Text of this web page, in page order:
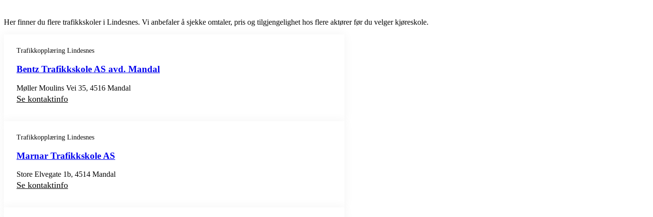
Her finner du flere trafikkskoler i Lindesnes. Vi anbefaler å sjekke omtaler, pris og tilgjengelighet hos flere aktører før du velger kjøreskole.
Trafikkopplæring Lindesnes
Bentz Trafikkskole AS avd. Mandal
Møller Moulins Vei 35, 4516 Mandal
Se kontaktinfo
Trafikkopplæring Lindesnes
Marnar Trafikkskole AS
Store Elvegate 1b, 4514 Mandal
Se kontaktinfo